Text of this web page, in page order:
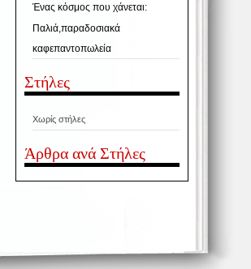
Ένας κόσμος που χάνεται:
Παλιά,παραδοσιακά
καφεπαντοπωλεία
Στήλες
Χωρίς στήλες
Άρθρα ανά Στήλες